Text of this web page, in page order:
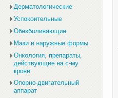
Дерматологические
Успокоительные
Обезболивающие
Мази и наружные формы
Онкология, препараты,
действующие на с-му
крови
Опорно-двигательный
аппарат